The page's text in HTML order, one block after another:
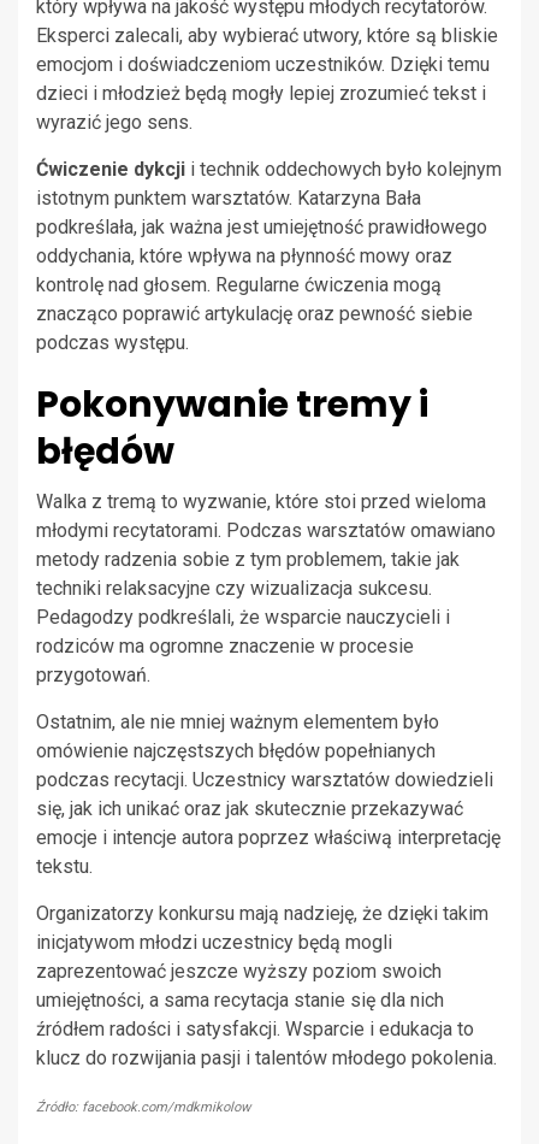
który wpływa na jakość występu młodych recytatorów.
Eksperci zalecali, aby wybierać utwory, które są bliskie
emocjom i doświadczeniom uczestników. Dzięki temu
dzieci i młodzież będą mogły lepiej zrozumieć tekst i
wyrazić jego sens.
Ćwiczenie dykcji i technik oddechowych było kolejnym
istotnym punktem warsztatów. Katarzyna Bała
podkreślała, jak ważna jest umiejętność prawidłowego
oddychania, które wpływa na płynność mowy oraz
kontrolę nad głosem. Regularne ćwiczenia mogą
znacząco poprawić artykulację oraz pewność siebie
podczas występu.
Pokonywanie tremy i
błędów
Walka z tremą to wyzwanie, które stoi przed wieloma
młodymi recytatorami. Podczas warsztatów omawiano
metody radzenia sobie z tym problemem, takie jak
techniki relaksacyjne czy wizualizacja sukcesu.
Pedagodzy podkreślali, że wsparcie nauczycieli i
rodziców ma ogromne znaczenie w procesie
przygotowań.
Ostatnim, ale nie mniej ważnym elementem było
omówienie najczęstszych błędów popełnianych
podczas recytacji. Uczestnicy warsztatów dowiedzieli
się, jak ich unikać oraz jak skutecznie przekazywać
emocje i intencje autora poprzez właściwą interpretację
tekstu.
Organizatorzy konkursu mają nadzieję, że dzięki takim
inicjatywom młodzi uczestnicy będą mogli
zaprezentować jeszcze wyższy poziom swoich
umiejętności, a sama recytacja stanie się dla nich
źródłem radości i satysfakcji. Wsparcie i edukacja to
klucz do rozwijania pasji i talentów młodego pokolenia.
Źródło: facebook.com/mdkmikolow